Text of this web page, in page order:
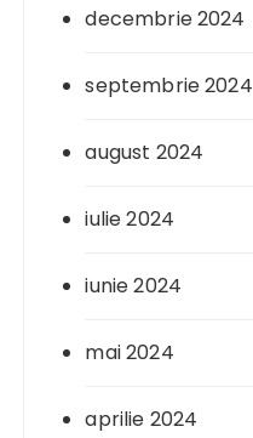
decembrie 2024
septembrie 2024
august 2024
iulie 2024
iunie 2024
mai 2024
aprilie 2024